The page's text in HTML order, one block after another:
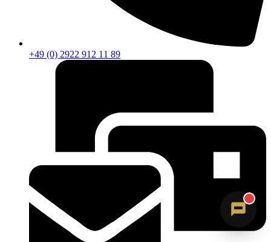
Digitale Assistenz · ErVer
+49 (0) 2922 912 11 89